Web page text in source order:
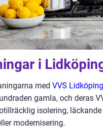
i
med VVS Lidköping
gamla, och deras
isolering,
modernisering.